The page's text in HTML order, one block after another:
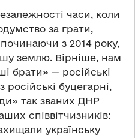
часи, коли
за грати,
з 2014 року,
землю. Вірніше, нам
брати» — російські
російські буцегарні,
так званих ДНР
співвітчизників:
українську